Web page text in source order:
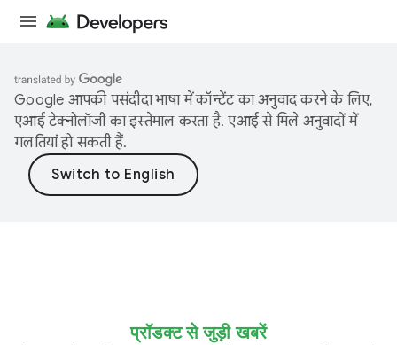
Google आपकी पसंदीदा भाषा में कॉन्टेंट का अनुवाद करने के लिए,
एआई टेक्नोलॉजी का इस्तेमाल करता है. एआई से मिले अनुवादों में
गलतियां हो सकती हैं.
प्रॉडक्ट से जुड़ी खबरें